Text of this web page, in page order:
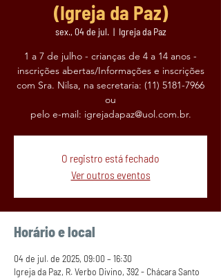
(Igreja da Paz)
sex., 04 de jul.
  |
Igreja da Paz
1 a 7 de julho - crianças de 4 a 14 anos -
inscrições abertas/Informações e inscrições
com Sra. Nilsa, na secretaria: (11) 5181-7966
ou
O registro está fechado
Ver outros eventos
Horário e local
04 de jul. de 2025, 09:00 – 16:30
Igreja da Paz, R. Verbo Divino, 392 - Chácara Santo